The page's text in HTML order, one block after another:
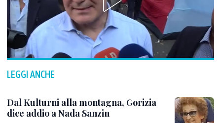
LEGGI ANCHE
Dal Kulturni alla montagna, Gorizia
dice addio a Nada Sanzin